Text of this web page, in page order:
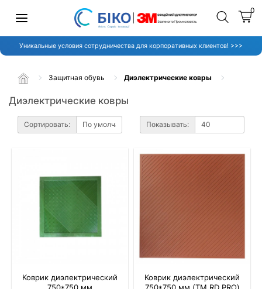
0
Уникальные условия сотрудничества для корпоративных клиентов! >>>
Защитная обувь Диэлектрические ковры
Диэлектрические ковры
Сортировать: Показывать:
Коврик диэлектрический
Коврик диэлектрический